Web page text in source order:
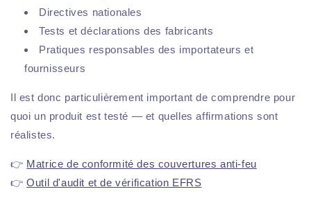
Directives nationales
Tests et déclarations des fabricants
Pratiques responsables des importateurs et
fournisseurs
Il est donc particulièrement important de comprendre pour
quoi un produit est testé — et quelles affirmations sont
réalistes.
👉 Matrice de conformité des couvertures anti-feu
👉Outil d'audit et de vérification EFRS